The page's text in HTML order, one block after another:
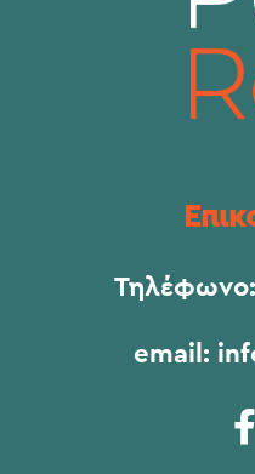
Τηλέφωνο:
email: